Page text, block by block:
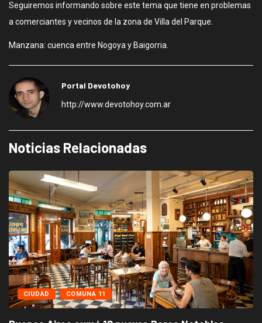
Seguiremos informando sobre este tema que tiene en problemas
a comerciantes y vecinos de la zona de Villa del Parque.
Manzana: cuenca entre Nogoya y Baigorria.
Portal Devotohoy
http://www.devotohoy.com.ar
Noticias Relacionadas
CIUDAD COMUNA 11